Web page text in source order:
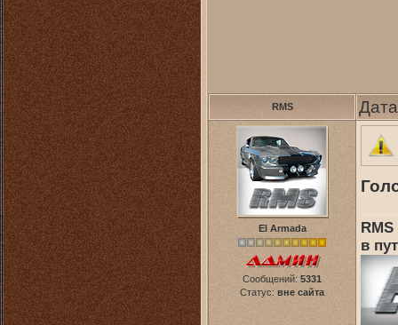
RMS
El Armada
Сообщений: 5331
Статус: вне сайта
в